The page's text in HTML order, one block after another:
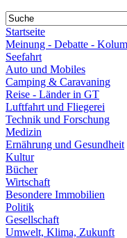
Startseite
Meinung - Debatte -
Seefahrt
Auto und Mobiles
Camping & Caravaning
Reise - Länder in GT
Luftfahrt und Fliegerei
Technik und Forschung
Medizin
Ernährung und Gesundheit
Kultur
Bücher
Wirtschaft
Besondere Immobilien
Politik
Gesellschaft
Umwelt, Klima, Zukunft